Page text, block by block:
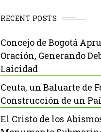
RECENT POSTS
Concejo de Bogotá
Oración, Generando
Laicidad
Ceuta, un Baluarte de
Construcción de un
El Cristo de los